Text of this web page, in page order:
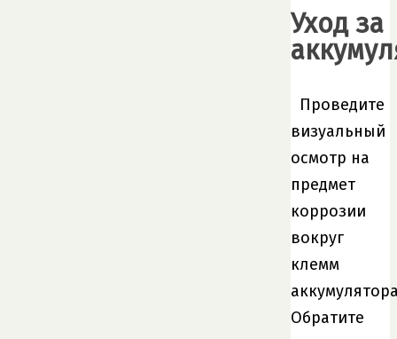
Уход за
Проведите
визуальный
осмотр на
предмет
коррозии
вокруг
клемм
Обратите